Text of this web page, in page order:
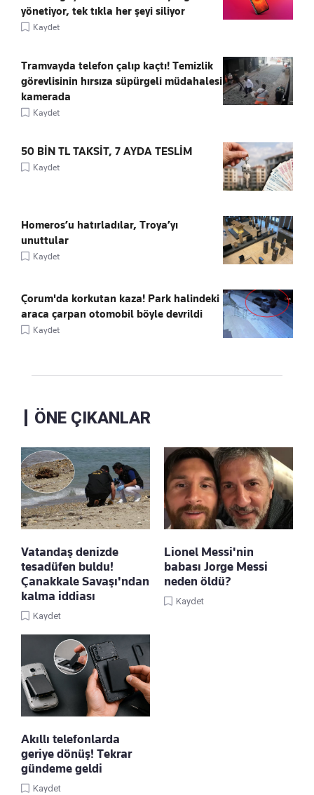
yönetiyor, tek tıkla her şeyi siliyor
Kaydet
Tramvayda telefon çalıp kaçtı! Temizlik
görevlisinin hırsıza süpürgeli müdahalesi
kamerada
Kaydet
50 BİN TL TAKSİT, 7 AYDA TESLİM
Kaydet
Homeros’u hatırladılar, Troya’yı
unuttular
Kaydet
Çorum'da korkutan kaza! Park halindeki
araca çarpan otomobil böyle devrildi
Kaydet
ÖNE ÇIKANLAR
Vatandaş denizde
tesadüfen buldu!
Çanakkale Savaşı'ndan
kalma iddiası
Kaydet
Lionel Messi'nin
babası Jorge Messi
neden öldü?
Kaydet
Akıllı telefonlarda
geriye dönüş! Tekrar
gündeme geldi
Kaydet